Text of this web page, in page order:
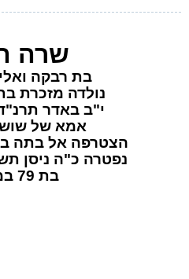
שרה
בת רבקה
נולדה מזכרת
י"ב באדר תרנ"ד, 20.3.1894
אמא של
הצטרפה אל בתה ברמת
נפטרה כ"ה ניסן תשל"ג,
בת 79 במותה